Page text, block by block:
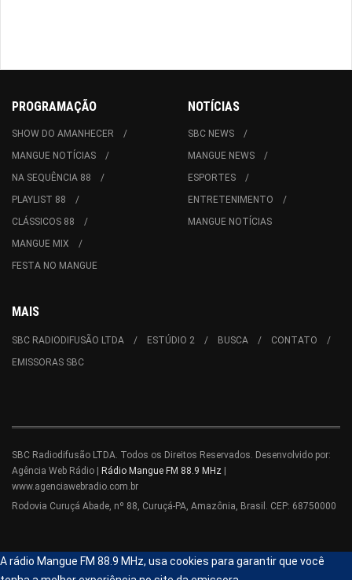
PROGRAMAÇÃO
SHOW DO AMANHECER
MANGUE NOTÍCIAS
NA SEQUÊNCIA 88
PLAYLIST 88
CLÁSSICOS 88
MANGUE MIX
FESTA NO MANGUE
NOTÍCIAS
SBC NEWS
MANGUE NEWS
ESPORTES
ENTRETENIMENTO
MANGUE NOTÍCIAS
MAIS
SBC RADIODIFUSÃO LTDA ESTÚDIO 2 BUSCA
CONTATO
EMISSORAS SBC
SBC Radiodifusão LTDA. Todos os Direitos Reservados. Desenvolvido por:
Agência Web Rádio |
Rádio Mangue FM 88.9 MHz
www.agenciawebradio.com.br
Rodovia Curuçá Abade, nº 88, Curuçá-PA, Amazônia, Brasil. CEP: 68750000
A rádio Mangue FM 88.9 MHz, usa cookies para garantir que você